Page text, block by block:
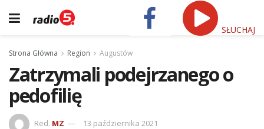
SŁUCHAJ
Strona Główna Region Augustów
Zatrzymali podejrzanego o
pedofilię
Red. MZ 13 października 2021